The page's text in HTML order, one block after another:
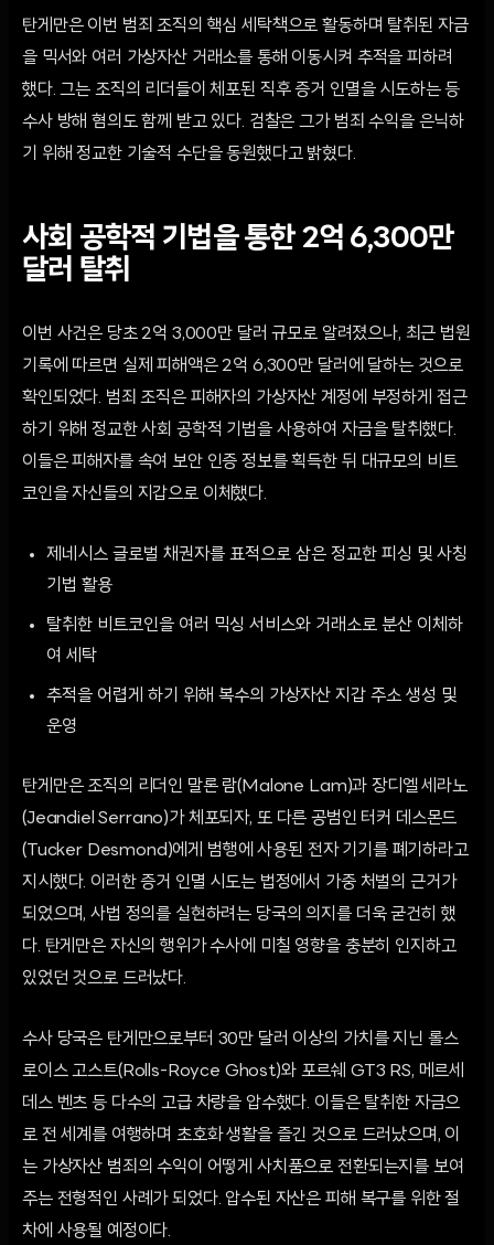
탄게만은 이번 범죄 조직의 핵심 세탁책으로 활동하며 탈취된 자금
을 믹서와 여러 가상자산 거래소를 통해 이동시켜 추적을 피하려
했다. 그는 조직의 리더들이 체포된 직후 증거 인멸을 시도하는 등
수사 방해 혐의도 함께 받고 있다. 검찰은 그가 범죄 수익을 은닉하
기 위해 정교한 기술적 수단을 동원했다고 밝혔다.
사회 공학적 기법을 통한 2억 6,300만
달러 탈취
이번 사건은 당초 2억 3,000만 달러 규모로 알려졌으나, 최근 법원
기록에 따르면 실제 피해액은 2억 6,300만 달러에 달하는 것으로
확인되었다. 범죄 조직은 피해자의 가상자산 계정에 부정하게 접근
하기 위해 정교한 사회 공학적 기법을 사용하여 자금을 탈취했다.
이들은 피해자를 속여 보안 인증 정보를 획득한 뒤 대규모의 비트
코인을 자신들의 지갑으로 이체했다.
제네시스 글로벌 채권자를 표적으로 삼은 정교한 피싱 및 사칭
기법 활용
탈취한 비트코인을 여러 믹싱 서비스와 거래소로 분산 이체하
여 세탁
추적을 어렵게 하기 위해 복수의 가상자산 지갑 주소 생성 및
운영
탄게만은 조직의 리더인 말론 람(Malone Lam)과 장디엘 세라노
(Jeandiel Serrano)가 체포되자, 또 다른 공범인 터커 데스몬드
(Tucker Desmond)에게 범행에 사용된 전자 기기를 폐기하라고
지시했다. 이러한 증거 인멸 시도는 법정에서 가중 처벌의 근거가
되었으며, 사법 정의를 실현하려는 당국의 의지를 더욱 굳건히 했
다. 탄게만은 자신의 행위가 수사에 미칠 영향을 충분히 인지하고
있었던 것으로 드러났다.
수사 당국은 탄게만으로부터 30만 달러 이상의 가치를 지닌 롤스
로이스 고스트(Rolls-Royce Ghost)와 포르쉐 GT3 RS, 메르세
데스 벤츠 등 다수의 고급 차량을 압수했다. 이들은 탈취한 자금으
로 전 세계를 여행하며 초호화 생활을 즐긴 것으로 드러났으며, 이
는 가상자산 범죄의 수익이 어떻게 사치품으로 전환되는지를 보여
주는 전형적인 사례가 되었다. 압수된 자산은 피해 복구를 위한 절
차에 사용될 예정이다.